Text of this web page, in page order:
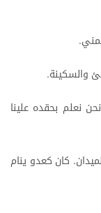
.
والسكينة.
نعلم بحقده علينا
. كان كعدو ينام